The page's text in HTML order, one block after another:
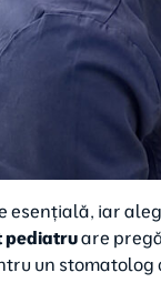
esențială, iar
pediatruare
un